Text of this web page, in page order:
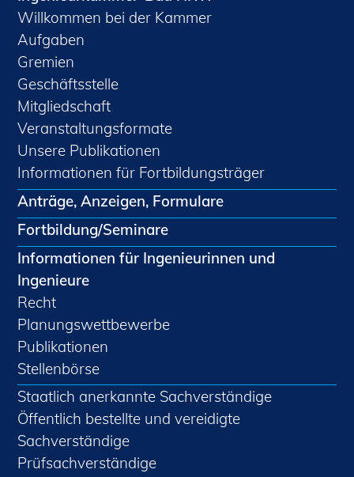
Willkommen bei der Kammer
Aufgaben
Gremien
Geschäftsstelle
Mitgliedschaft
Veranstaltungsformate
Unsere Publikationen
Informationen für Fortbildungsträger
Anträge, Anzeigen, Formulare
Fortbildung/Seminare
Informationen für Ingenieurinnen und
Ingenieure
Recht
Planungswettbewerbe
Publikationen
Stellenbörse
Staatlich anerkannte Sachverständige
Öffentlich bestellte und vereidigte
Sachverständige
Prüfsachverständige